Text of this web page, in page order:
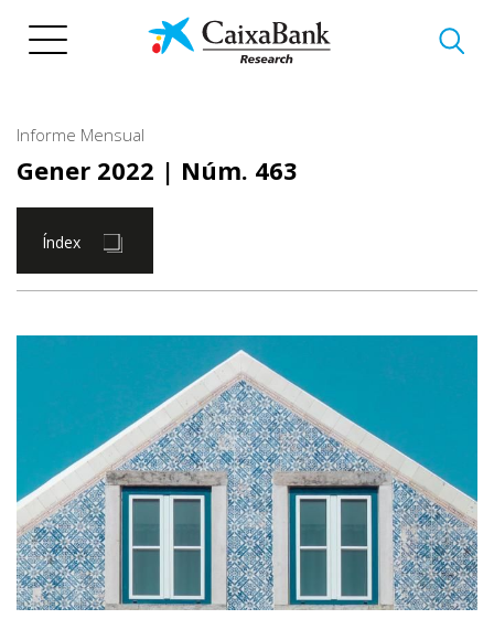
Informe Mensual
Gener 2022 | Núm. 463
Índex